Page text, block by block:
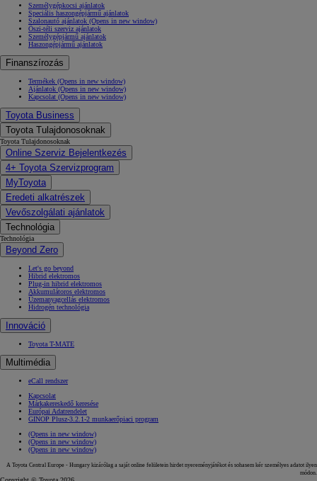
Személygépkocsi ajánlatok
Speciális haszongépjármű ajánlatok
Szalonautó ajánlatok (Opens in new window)
Őszi-téli szerviz ajánlatok
Személygépjármű ajánlatok
Haszongépjármű ajánlatok
Finanszírozás
Termékek (Opens in new window)
Ajánlatok (Opens in new window)
Kapcsolat (Opens in new window)
Toyota Business
Toyota Tulajdonosoknak
Toyota Tulajdonosoknak
Online Szerviz Bejelentkezés
4+ Toyota Szervizprogram
MyToyota
Eredeti alkatrészek
Vevőszolgálati ajánlatok
Technológia
Technológia
Beyond Zero
Let's go beyond
Hibrid elektromos
Plug-in hibrid elektromos
Akkumulátoros elektromos
Üzemanyagcellás elektromos
Hidrogén technológia
Innováció
Toyota T-MATE
Multimédia
eCall rendszer
Kapcsolat
Márkakereskedő keresése
Európai Adatrendelet
GINOP Plusz-3.2.1-2 munkaerőpiaci program
(Opens in new window)
(Opens in new window)
(Opens in new window)
A Toyota Central Europe - Hungary kizárólag a saját online felületein hirdet nyereményjátékot és sohasem kér személyes adatot ilyen
módon.